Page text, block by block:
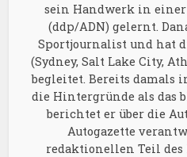
sein Handwerk in
(ddp/ADN) gelernt.
Sportjournalist und hat
(Sydney, Salt Lake City,
begleitet. Bereits damals
die Hintergründe als das
berichtet er über die
Autogazette
redaktionellen Teil